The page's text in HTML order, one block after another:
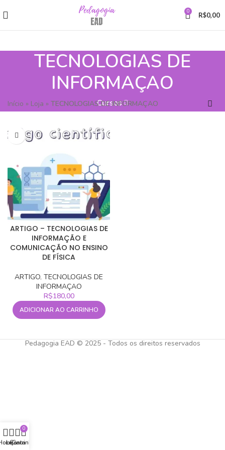
0 R$0,00
TECNOLOGIAS DE
INFORMAÇAO
Cursos
Início » Loja » TECNOLOGIAS DE INFORMAÇAO
ARTIGO – TECNOLOGIAS DE
INFORMAÇÃO E
COMUNICAÇÃO NO ENSINO
DE FÍSICA
ARTIGO, TECNOLOGIAS DE
INFORMAÇAO
R$180,00
ADICIONAR AO CARRINHO
Pedagogia EAD © 2025 - Todos os direitos reservados
Loja
Conta
0
Carrinho